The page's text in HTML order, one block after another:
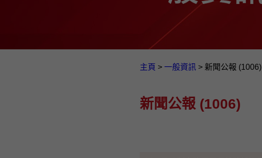
主頁 > 一般資訊​ > 新聞公報 (1006)
新聞公報 (1006)